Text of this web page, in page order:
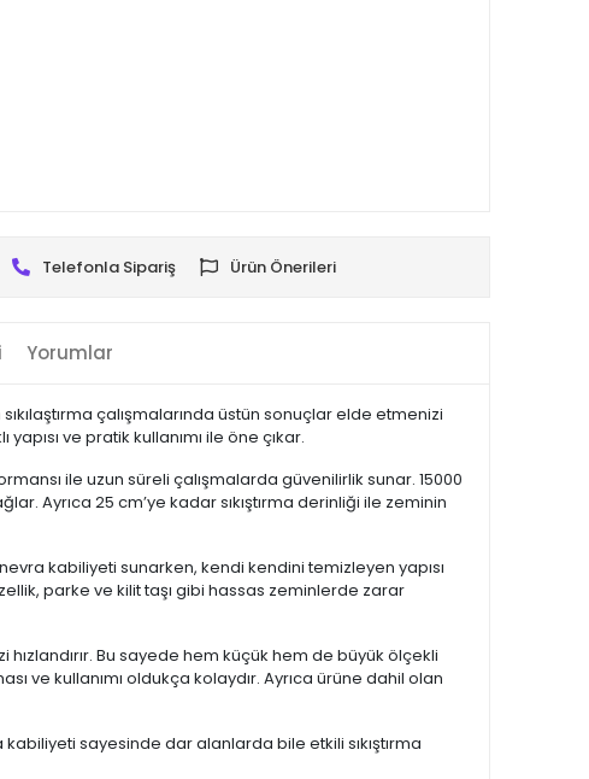
Telefonla Sipariş Ürün Önerileri
Yorumlar
çalışmalarında üstün sonuçlar elde etmenizi
ve pratik kullanımı ile öne çıkar.
ile uzun süreli çalışmalarda güvenilirlik sunar. 15000
Ayrıca 25 cm’ye kadar sıkıştırma derinliği ile zeminin
kabiliyeti sunarken, kendi kendini temizleyen yapısı
parke ve kilit taşı gibi hassas zeminlerde zarar
Bu sayede hem küçük hem de büyük ölçekli
ve kullanımı oldukça kolaydır. Ayrıca ürüne dahil olan
sayesinde dar alanlarda bile etkili sıkıştırma